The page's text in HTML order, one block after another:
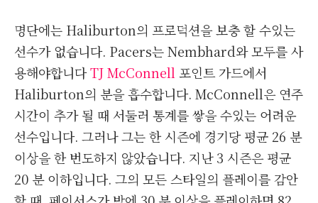
명단에는 Haliburton의 프로덕션을 보충 할 수있는
선수가 없습니다. Pacers는 Nembhard와 모두를 사
용해야합니다TJ McConnell 포인트 가드에서
Haliburton의 분을 흡수합니다. McConnell은 연주
시간이 추가 될 때 서둘러 통계를 쌓을 수있는 어려운
선수입니다. 그러나 그는 한 시즌에 경기당 평균 26 분
이상을 한 번도하지 않았습니다. 지난 3 시즌은 평균
20 분 이하입니다. 그의 모든 스타일의 플레이를 감안